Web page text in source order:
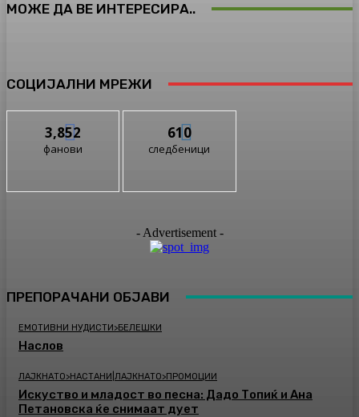
МОЖЕ ДА ВЕ ИНТЕРЕСИРА..
СОЦИЈАЛНИ МРЕЖИ
3,852
фанови
610
следбеници
- Advertisement -
ПРЕПОРАЧАНИ ОБЈАВИ
ЕМОТИВНИ НУДИСТИ>БЕЛЕШКИ
Наслов
ЛАЈКНАТО>НАСТАНИ|ЛАЈКНАТО>ПРОМОЦИИ
Искуство и младост во песна: Дадо Топиќ и Ана
Петановска ќе снимаат дует